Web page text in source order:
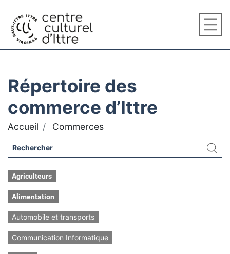
Répertoire des
commerce d’Ittre
Accueil Commerces
Agriculteurs
Alimentation
Automobile et transports
Communication Informatique